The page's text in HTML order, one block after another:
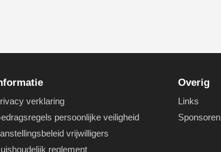
verklaring
persoonlijke veiligheid
vrijwilligers
reglement
Overig
Links
Sponsoren